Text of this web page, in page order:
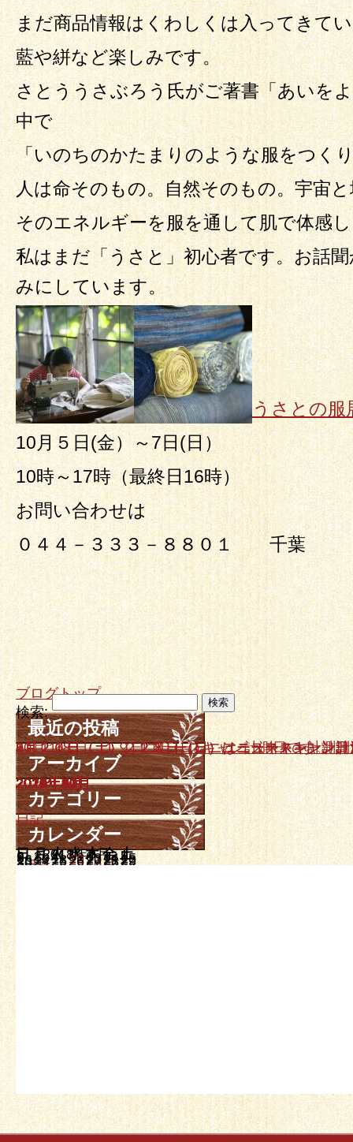
まだ商品情報はくわしくは入ってきて
藍や絣など楽しみです。
さとううさぶろう氏がご著書「あいを
中で
「いのちのかたまりのような服をつく
人は命そのもの。自然そのもの。宇宙
そのエネルギーを服を通して肌で体感
私はまだ「うさと」初心者です。お話
みにしています。
うさとの服
10月５日(金）～7日(日）
10時～17時（最終日16時）
お問い合わせは
０４４－３３３－８８０１ 千葉
ブログトップ
検索:
最近の投稿
10月１８日、１９日ニュースキャン計測日です。
9月２０日（土）、２１日（日）はニュースキャン
7月２６日（土）、２７日（日）ニュースキャン計
6月２１日（土）２２日（日）ニュースキャン計測日
5月１７日（土）、１８日（日）はニュースキャン
アーカイブ
2025年10月
2025年9月
2025年7月
2025年6月
2025年5月
2025年4月
2025年3月
2025年2月
2024年12月
2024年11月
2024年10月
2024年9月
2024年7月
2024年5月
2024年3月
2024年1月
2023年12月
2023年11月
2023年10月
2023年8月
2023年7月
2023年6月
2023年4月
2023年3月
2023年2月
2023年1月
2022年12月
2022年11月
2022年9月
2022年8月
2022年7月
2022年6月
2022年5月
2022年4月
2022年3月
2022年2月
2021年12月
2021年11月
2021年10月
2021年8月
2021年7月
2021年6月
2021年5月
2021年4月
2021年3月
2021年1月
2020年12月
2020年10月
2020年6月
2020年5月
2020年3月
2019年12月
2019年10月
2019年9月
2019年7月
2019年6月
2019年4月
2019年3月
2019年2月
2019年1月
2018年11月
2018年10月
2018年9月
2018年8月
2018年5月
2018年4月
2018年3月
2018年2月
2018年1月
2017年12月
2017年11月
2017年10月
2017年9月
2017年8月
2017年7月
2017年6月
2017年5月
2017年4月
2017年3月
2017年2月
2017年1月
2016年12月
2016年11月
2016年10月
2016年9月
2016年8月
2016年7月
2016年6月
2016年5月
2016年4月
2016年3月
2016年2月
2016年1月
2015年12月
2015年11月
2015年10月
2015年9月
2015年8月
2015年7月
2015年6月
2015年5月
2015年4月
2015年3月
2015年2月
2015年1月
2014年12月
2014年11月
2014年10月
2014年9月
2014年8月
2014年7月
2014年6月
2014年5月
2014年4月
2014年3月
カテゴリー
日記
カレンダー
2018年9月
日 月 火 水 木 金 土
« 8月 10月 »
1
2 3 4 5 6 7 8
9 101112131415
16171819202122
23242526272829
30